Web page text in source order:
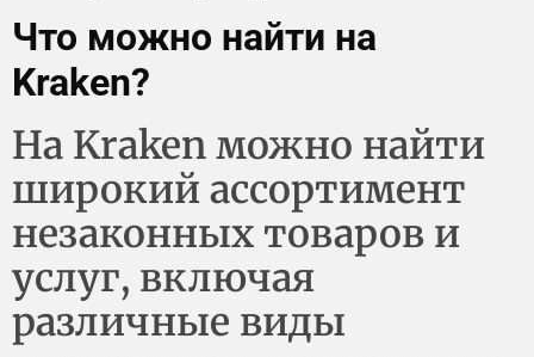
Что можно найти на
Kraken?
На Kraken можно найти
широкий ассортимент
незаконных товаров и
услуг, включая
различные виды